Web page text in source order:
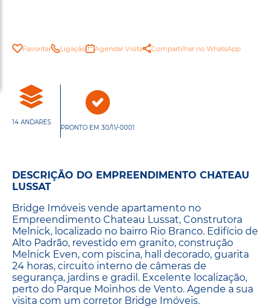
Favoritar Ligação Agendar Visita Compartilhar no WhatsApp
14 ANDARES
PRONTO EM 30/11/-0001
DESCRIÇÃO DO EMPREENDIMENTO CHATEAU
LUSSAT
Bridge Imóveis vende apartamento no
Empreendimento Chateau Lussat, Construtora
Melnick, localizado no bairro Rio Branco. Edifício de
Alto Padrão, revestido em granito, construção
Melnick Even, com piscina, hall decorado, guarita
24 horas, circuito interno de câmeras de
segurança, jardins e gradil. Excelente localização,
perto do Parque Moinhos de Vento. Agende a sua
visita com um corretor Bridge Imóveis.